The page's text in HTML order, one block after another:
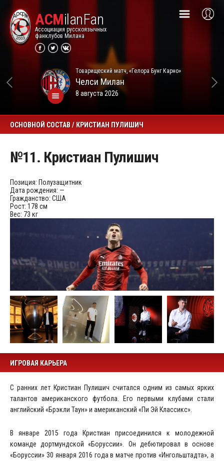
ACMilanFan
Ассоциация русскоязычных
фанклубов Милана
Товарищеский матч, «Гелора Бунг Карно»
ЧелсиМилан
8 августа 2026
ОСНОВНОЙ СОСТАВ / КРИСТИАН ПУЛИШИЧ
№11. Кристиан Пулишич
Позиция: Полузащитник
Дата рождения: —
Гражданство: США
Рост: 178 см
Вес: 73 кг
ИГРОВАЯ КАРЬЕРА
С ранних лет Кристиан Пулишич считался одним из самых ярких
талантов американского футбола. Его первыми клубами стали
английский «Брэкли Таун» и американский «Пи Эй Классикс».
В январе 2015 года Кристиан присоединился к молодежной
команде дортмундской «Боруссии». Он дебютировал в основе
«Боруссии» 30 января 2016 года в матче против «Ингольштадта», а